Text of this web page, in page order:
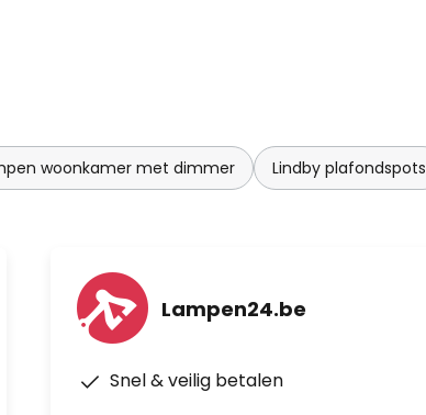
woonkamer met dimmer Lindby plafondspots
Lampen24.be
Snel & veilig betalen